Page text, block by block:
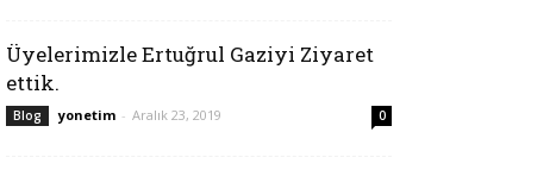
Üyelerimizle Ertuğrul Gaziyi Ziyaret
ettik.
Blog yonetim - Aralık 23, 2019 0